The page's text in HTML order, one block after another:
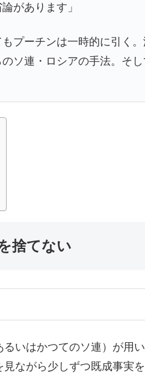
があります」
プーチンは一時的に引く
ソ連・ロシアの手法。そ
捨てない
いはかつてのソ連）が用
ながら少しずつ既成事実